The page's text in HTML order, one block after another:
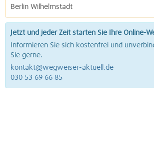
Berlin Wilhelmstadt
Jetzt und jeder Zeit starten Sie Ihre Online-
Informieren Sie sich kostenfrei und
Sie gerne.
kontakt@wegweiser-aktuell.de
030 53 69 66 85